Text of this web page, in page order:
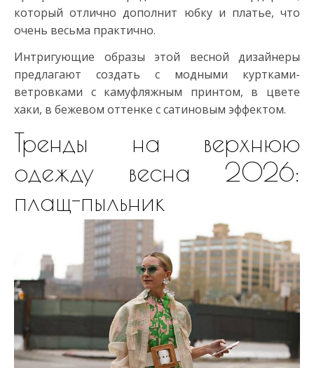
который отлично дополнит юбку и платье, что
очень весьма практично.
Интригующие образы этой весной дизайнеры
предлагают создать с модными куртками-
ветровками с камуфляжным принтом, в цвете
хаки, в бежевом оттенке с сатиновым эффектом.
Тренды на верхнюю
одежду весна 2026:
плащ-пыльник